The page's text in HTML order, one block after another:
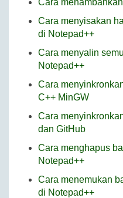
Cara
Cara menyisakan
di Notepad++
Cara menyalin
Notepad++
Cara
C++ MinGW
Cara
dan GitHub
Cara menghapus
Notepad++
Cara menemukan
di Notepad++